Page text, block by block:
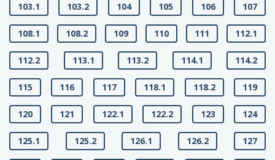
103.1 103.2 104 105 106 107
108.1 108.2 109 110 111 112.1
112.2 113.1 113.2 114.1 114.2
115 116 117 118.1 118.2 119
120 121 122.1 122.2 123 124
125.1 125.2 126.1 126.2 127